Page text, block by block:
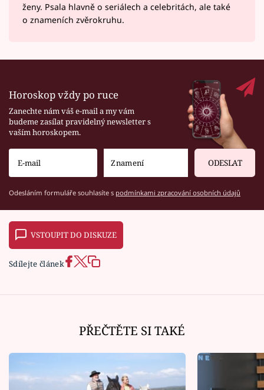
ženy. Psala hlavně o seriálech a celebritách, ale také
o znameních zvěrokruhu.
Horoskop vždy po ruce
Zanechte nám váš e-mail a my vám
budeme zasílat pravidelný newsletter s
vaším horoskopem.
ODESLAT
Odesláním formuláře souhlasíte s podmínkami zpracování osobních údajů
VSTOUPIT DO DISKUZE
Sdílejte článek
PŘEČTĚTE SI TAKÉ